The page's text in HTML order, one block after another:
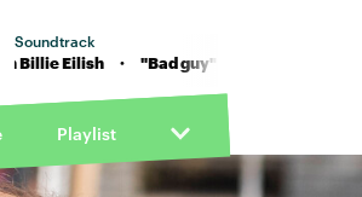
Soundtrack
· "Bad guy" von Billie Eilish
Playlist